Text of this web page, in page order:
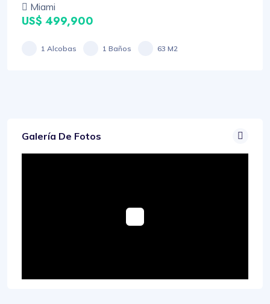
Miami
US$ 499,900
1 Alcobas 1 Baños 63 M2
Galería De Fotos